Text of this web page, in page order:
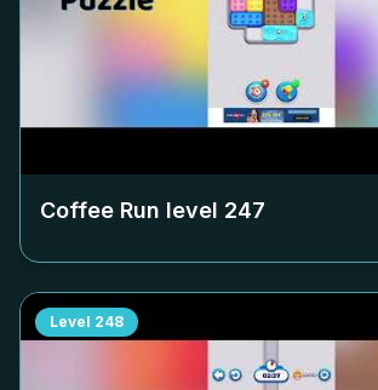
Coffee Run level 247
Level 248